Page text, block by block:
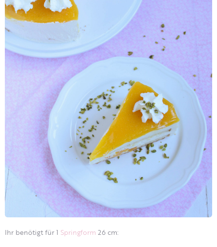
Ihr benötigt für 1 Springform 26 cm: